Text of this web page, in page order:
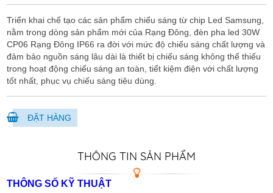
Triển khai chế tạo các sản phẩm chiếu sáng từ chip Led Samsung,
nằm trong dòng sản phẩm mới của Rạng Đông, đèn pha led 30W
CP06 Rạng Đông IP66 ra đời với mức độ chiếu sáng chất lượng và
đảm bảo nguồn sáng lâu dài là thiết bị chiếu sáng không thể thiếu
trong hoạt động chiếu sáng an toàn, tiết kiệm điện với chất lượng
tốt nhất, phục vụ chiếu sáng tiêu dùng.
ĐẶT HÀNG
THÔNG TIN SẢN PHẨM
THÔNG SỐ KỸ THUẬT